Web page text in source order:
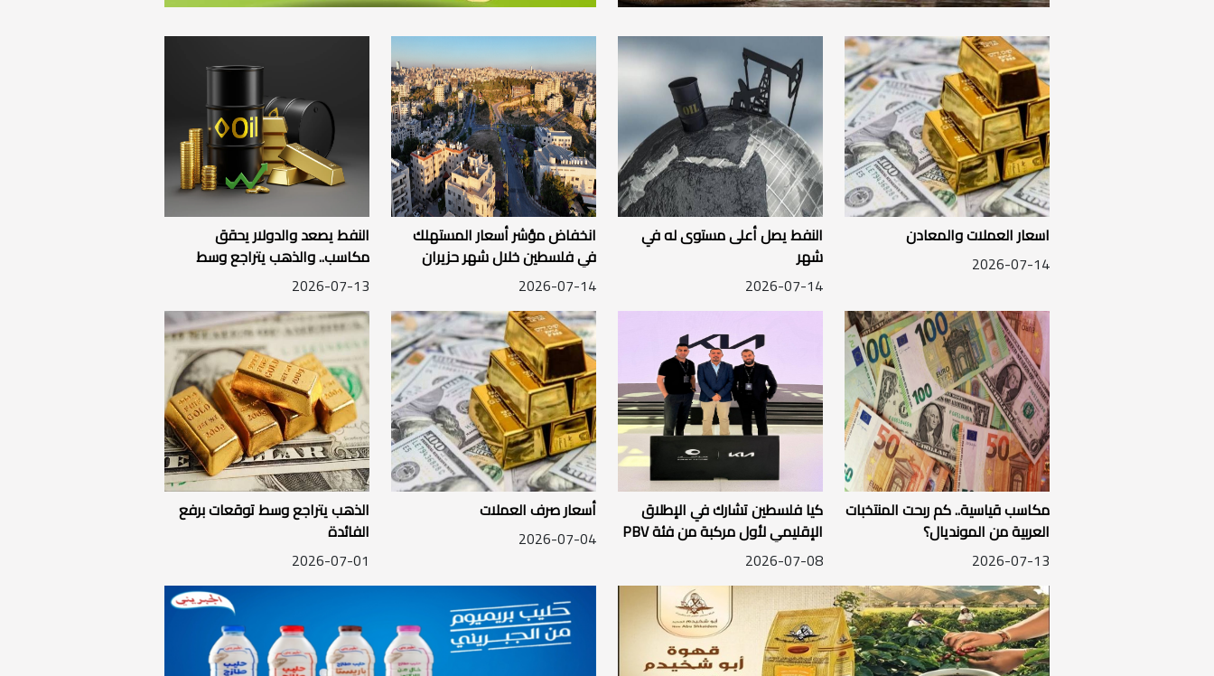
اسعار العملات والمعادن
2026-07-14
النفط يصل أعلى مستوى له في
شهر
2026-07-14
انخفاض مؤشر أسعار المستهلك
في فلسطين خلال شهر حزيران
2026
2026-07-14
النفط يصعد والدولار يحقق
مكاسب.. والذهب يتراجع وسط
تصاعد التوترات في المنطقة
2026-07-13
مكاسب قياسية.. كم ربحت المنتخبات
العربية من المونديال؟
2026-07-13
كيا فلسطين تشارك في الإطلاق
الإقليمي لأول مركبة من فئة PBV
في دبي
2026-07-08
أسعار صرف العملات
2026-07-04
الذهب يتراجع وسط توقعات برفع
الفائدة
2026-07-01